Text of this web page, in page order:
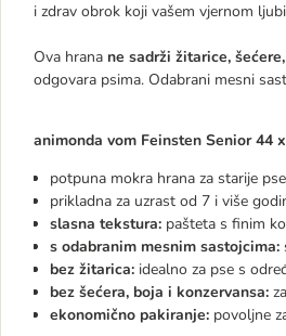
i zdrav obrok koji vašem vjernom
Ova hrana ne sadrži žitarice,
odgovara psima. Odabrani mesni
animonda vom Feinsten Senior 44
potpuna mokra hrana za starije pse
prikladna za uzrast od 7 i više
slasna tekstura: pašteta s finim
s odabranim mesnim sastojcima:
bez žitarica: idealno za pse s
bez šećera, boja i konzervansa:
ekonomično pakiranje: povoljne